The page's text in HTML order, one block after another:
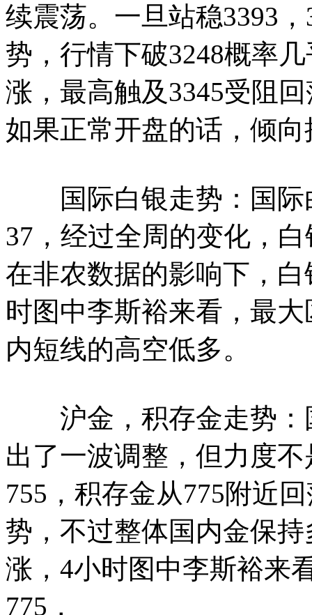
续震荡。一旦站稳3393
势，行情下破3248概率
涨，最高触及3345受阻
如果正常开盘的话，倾
国际白银走势：国际
37，经过全周的变化，
在非农数据的影响下，
时图中李斯裕来看，最
内短线的高空低多。
沪金，积存金走势：
出了一波调整，但力度
755，积存金从775附近
势，不过整体国内金保
涨，4小时图中李斯裕来
775，